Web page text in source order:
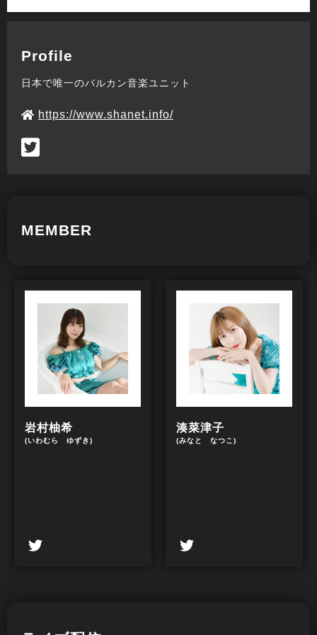
Profile
日本で唯一のバルカン音楽ユニット
https://www.shanet.info/
MEMBER
岩村柚希
(いわむら ゆずき)
湊菜津子
(みなと なつこ)